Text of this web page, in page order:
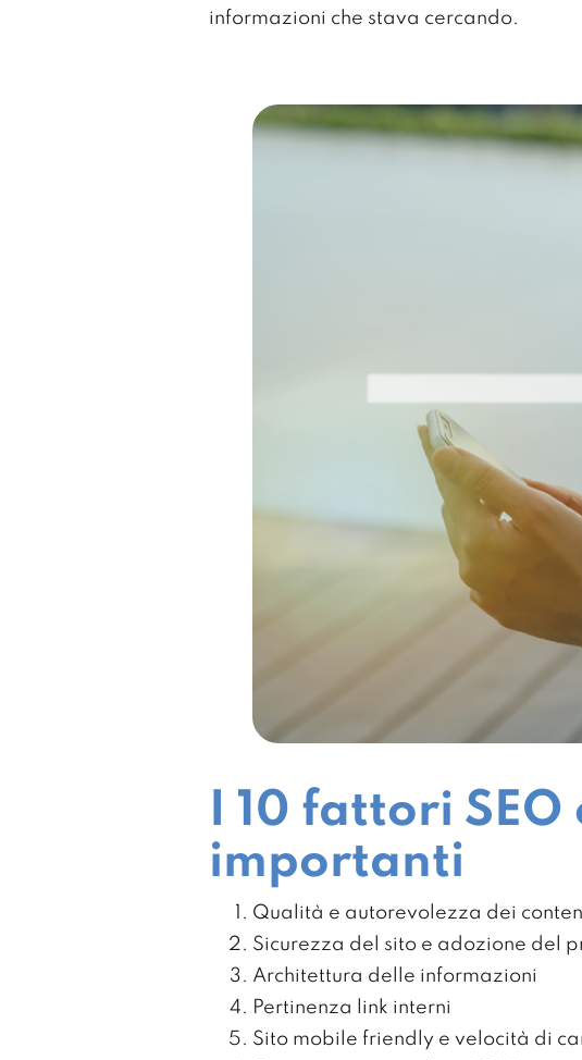
informazioni che stava cercando.
I 10 fattori
importanti
Qualità e autorevolezza dei
Sicurezza del sito e adozione del
Architettura delle informazioni
Pertinenza link interni
Sito mobile friendly e velocità di